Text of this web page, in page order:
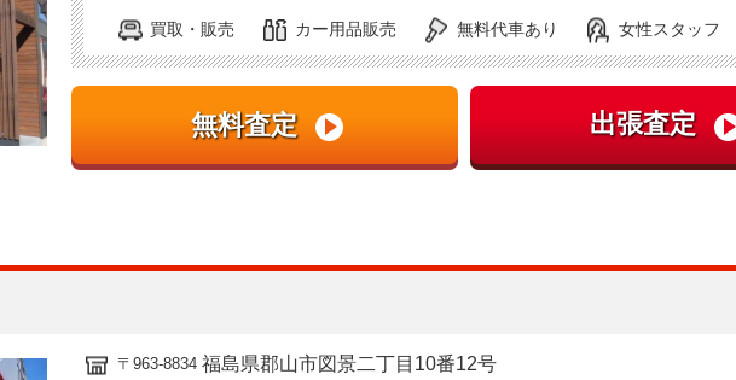
買取・販売 カー用品販売 無料代車あり 女性スタッフ
〒963-8834 福島県郡山市図景二丁目10番12号